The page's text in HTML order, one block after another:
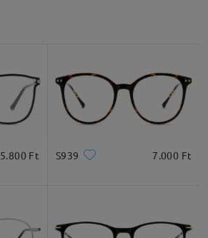
5.800 Ft S939 7.000 Ft